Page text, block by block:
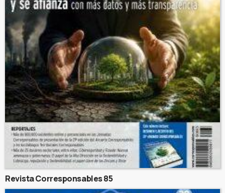
Revista Corresponsables 85